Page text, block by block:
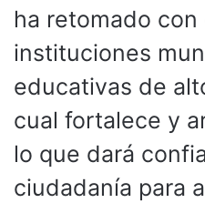
ha retomado
instituciones
educativas de
cual fortalece y
lo que dará
ciudadanía para